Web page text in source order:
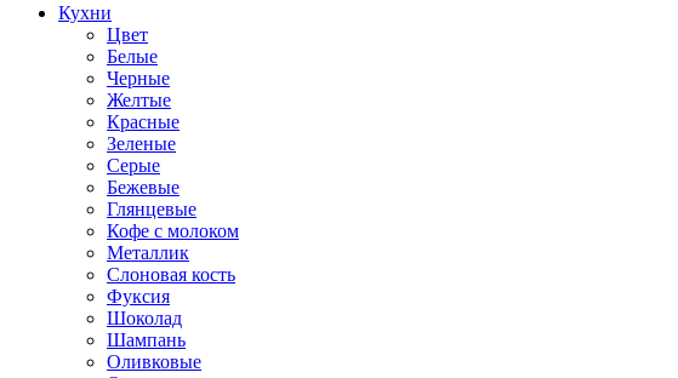
Кухни
Цвет
Белые
Черные
Желтые
Красные
Зеленые
Серые
Бежевые
Глянцевые
Кофе с молоком
Металлик
Слоновая кость
Фуксия
Шоколад
Шампань
Оливковые